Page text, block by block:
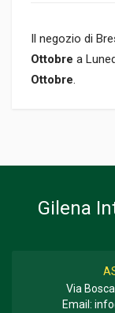
Il negozio di
Ottobre a
Ottobre.
Gilena
Via
Email: